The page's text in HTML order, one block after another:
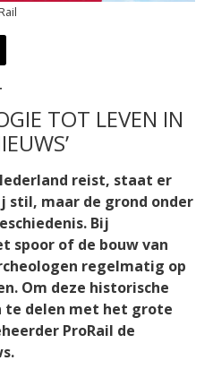
TOT LEVEN IN
reist, staat er
stil, maar de grond onder
Bij
spoor of de bouw van
regelmatig op
Om deze historische
te delen met het grote
ProRail de